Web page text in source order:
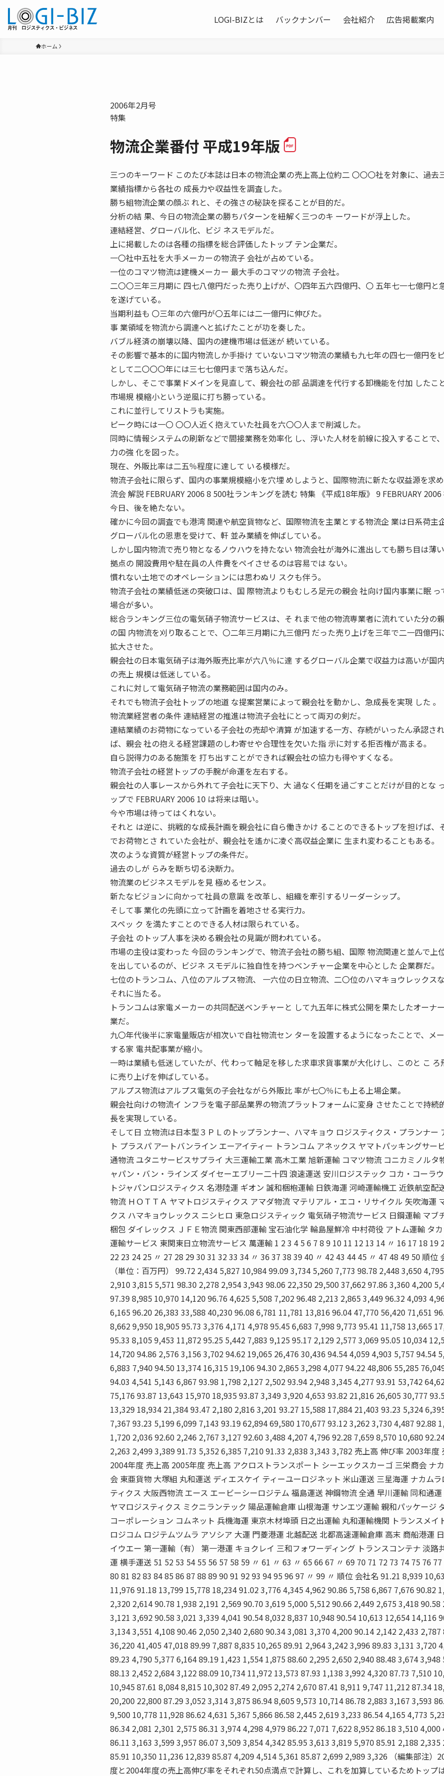
LOGI-BIZとは バックナンバー 会社紹介 広告掲載案内
ホーム
2006年2月号
特集
物流企業番付 平成19年版
三つのキーワード このたび本誌は日本の物流企業の売上高上位約二 〇〇〇社を対象に、過去
業績指標から各社の 成長力や収益性を調査した。
勝ち組物流企業の顔ぶ れと、その強さの秘訣を探ることが目的だ。
分析の結 果、今日の物流企業の勝ちパターンを紐解く三つのキ ーワードが浮上した。
連結経営、グローバル化、ビジ ネスモデルだ。
上に掲載したのは各種の指標を総合評価したトップ テン企業だ。
一〇社中五社を大手メーカーの物流子 会社が占めている。
一位のコマツ物流は建機メーカー 最大手のコマツの物流 子会社。
二〇〇三年三月期に 四七八億円だった売り上げが、〇四年五六四億円、〇 五年七一七億円と
を遂げている。
当期利益も 〇三年の六億円が〇五年には二一億円に伸びた。
事 業領域を物流から調達へと拡げたことが功を奏した。
バブル経済の崩壊以降、国内の建機市場は低迷が 続いている。
その影響で基本的に国内物流しか手掛け ていないコマツ物流の業績も九七年の四七一億円を
として二〇〇〇年には三七七億円まで落ち込んだ。
しかし、そこで事業ドメインを見直して、親会社の部 品調達を代行する卸機能を付加 したこと
市場規 模縮小という逆風に打ち勝っている。
これに並行してリストラも実施。
ピーク時には一〇 〇〇人近く抱えていた社員を六〇〇人まで削減した。
同時に情報システムの刷新などで間接業務を効率化 し、浮いた人材を前線に投入することで
力の強 化を図った。
現在、外販比率は二五％程度に達して いる模様だ。
物流子会社に限らず、国内の事業規模縮小を穴埋 めしようと、国際物流に新たな収益源を求
流会 解説 FEBRUARY 2006 8 500社ランキングを読む 特集 《平成18年版》 9 FEBRUARY 2006
今日、後を絶たない。
確かに今回の調査でも港湾 関連や航空貨物など、国際物流を主業とする物流企 業は日系荷主
グローバル化の恩恵を受けて、軒 並み業績を伸ばしている。
しかし国内物流で売り物となるノウハウを持たない 物流会社が海外に進出しても勝ち目は薄い
拠点の 開設費用や駐在員の人件費をペイさせるのは容易では ない。
慣れない土地でのオペレーションには思わぬリ スクも伴う。
物流子会社の業績低迷の突破口は、国 際物流よりもむしろ足元の親会 社向け国内事業に眠 っ
場合が多い。
総合ランキング三位の電気硝子物流サービスは、そ れまで他の物流専業者に流れていた分の
の国 内物流を刈り取ることで、〇二年三月期に九三億円 だった売り上げを三年で二一四億円
拡大させた。
親会社の日本電気硝子は海外販売比率が六八％に達 するグローバル企業で収益力は高いが国
の売上 規模は低迷している。
これに対して電気硝子物流の業務範囲は国内のみ。
それでも物流子会社トップの地道 な提案営業によって親会社を動かし、急成長を実現 した 。
物流業経営者の条件 連結経営の推進は物流子会社にとって両刃の剣だ。
連結業績のお荷物になっている子会社の売却や清算 が加速する一方、存続がいったん承認さ
ば、親会 社の抱える経営課題のしわ寄せや合理性を欠いた指 示に対する拒否権が高まる。
自ら説得力のある施策を 打ち出すことができれば親会社の協力も得やすくなる。
物流子会社の経営トップの手腕が命運を左右する。
親会社の人事レースから外れて子会社に天下り、大 過なく任期を過ごすことだけが目的とな
ップで FEBRUARY 2006 10 は将来は暗い。
今や市場は待ってはくれない。
それと は逆に、挑戦的な成長計画を親会社に自ら働きかけ ることのできるトップを担げば、
でお荷物とさ れていた会社が、親会社を遙かに凌ぐ高収益企業に 生まれ変わることもある。
次のような資質が経営トップの条件だ。
過去のしが らみを断ち切る決断力。
物流業のビジネスモデルを見 極めるセンス。
新たなビジョンに向かって社員の意識 を改革し、組織を牽引するリーダーシップ。
そして事 業化の先頭に立って計画を着地させる実行力。
スペッ ク を満たすことのできる人材は限られている。
子会社 のトップ人事を決める親会社の見識が問われている。
市場の主役は変わった 今回のランキングで、物流子会社の勝ち組、国際 物流関連と並んで上
を出しているのが、ビジネ スモデルに独自性を持つベンチャー企業を中心とした 企業群だ。
七位のトランコム、八位のアルプス物流、 一六位の日立物流、二〇位のハマキョウレックス
それに当たる。
トランコムは家電メーカーの共同配送ベンチャーと して九五年に株式公開を果たしたオーナ
業だ。
九〇年代後半に家電量販店が相次いで自社物流セン ターを設置するようになったことで、メ
する家 電共配事業が縮小。
一時は業績も低迷していたが、代 わって軸足を移した求車求貨事業が大化けし、このと こ ろ
に売り上げを伸ばしている。
アルプス物流はアルプス電気の子会社ながら外販比 率が七〇％にも上る上場企業。
親会社向けの物流イ ンフラを電子部品業界の物流プラットフォームに変身 させたことで持続
長を実現している。
そして日 立物流は日本型３ＰＬのトップランナー、ハマキョウ ロジスティクス・プランナー
ト プラスパ アートバンライン エーアイティー トランコム アネックス ヤマトパッキングサー
通物流 ユタニサービスサプライ 大三運輸工業 高木工業 旭新運輸 コマツ物流 コニカミノルタ
ャパン・バン・ラインズ ダイセーエブリー二十四 浪速運送 安川ロジステック コカ・コーラ
トジャパンロジスティクス 名港陸運 ギオン 誠和梱枹運輸 日鉄海運 河崎運輸機工 近鉄航空配
物流 ＨＯＴＴＡ ヤマトロジスティクス アマダ物流 マテリアル・エコ・リサイクル 矢吹海運
クス ハマキョウレックス ニシヒロ 東急ロジスティック 電気硝子物流サービス 日鋼運輸 マブ
梱包 ダイレックス ＪＦＥ物流 関東西部運輸 宝石油化学 輪島屋鮮冷 中村荷役 アトム運輸 タ
運輸サービス 東関東日立物流サービス 萬運輸 1 2 3 4 5 6 7 8 9 10 11 12 13 14 〃 16 17 18 19
22 23 24 25 〃 27 28 29 30 31 32 33 34 〃 36 37 38 39 40 〃 42 43 44 45 〃 47 48 49 50 順位
（単位：百万円） 99.72 2,434 5,827 10,984 99.09 3,734 5,260 7,773 98.78 2,448 3,650
2,910 3,815 5,571 98.30 2,278 2,954 3,943 98.06 22,350 29,500 37,662 97.86 3,360 4,200
97.39 8,985 10,970 14,120 96.76 4,625 5,508 7,202 96.48 2,213 2,865 3,449 96.32 4,093
6,165 96.20 26,383 33,588 40,230 96.08 6,781 11,781 13,816 96.04 47,770 56,420 71,651
8,662 9,950 18,905 95.73 3,376 4,171 4,978 95.45 6,683 7,998 9,773 95.41 11,758 13,665
95.33 8,105 9,453 11,872 95.25 5,442 7,883 9,125 95.17 2,129 2,577 3,069 95.05 10,034
14,720 94.86 2,576 3,156 3,702 94.62 19,065 26,476 30,436 94.54 4,059 4,903 5,757 94.54
6,883 7,940 94.50 13,374 16,315 19,106 94.30 2,865 3,298 4,077 94.22 48,806 55,285
94.03 4,541 5,143 6,867 93.98 1,798 2,127 2,502 93.94 2,948 3,345 4,277 93.91 53,742
75,176 93.87 13,643 15,970 18,935 93.87 3,349 3,920 4,653 93.82 21,816 26,605 30,777
13,329 18,934 21,384 93.47 2,180 2,816 3,201 93.27 15,588 17,884 21,403 93.23 5,324
7,367 93.23 5,199 6,099 7,143 93.19 62,894 69,580 170,677 93.12 3,262 3,730 4,487 92.88
1,720 2,036 92.60 2,246 2,767 3,127 92.60 3,488 4,207 4,796 92.28 7,659 8,570 10,680
2,263 2,499 3,389 91.73 5,352 6,385 7,210 91.33 2,838 3,343 3,782 売上高 伸び率 2003年度
2004年度 売上高 2005年度 売上高 アクロストランスポート シーエックスカーゴ 三栄商会 ナ
会 東亜貨物 大塚組 丸和運送 ディエスケイ ティーユーロジネット 米山運送 三星海運 ナカムラ
ティクス 大阪西物流 エース エービーシーロジテム 福島運送 神鋼物流 全通 早川運輸 同和通運
ヤマロジスティクス ミクニランテック 陽品運輸倉庫 山根海運 サンエツ運輸 親和パッケージ
コーポレーション コムネット 兵機海運 東京木材埠頭 日之出運輸 丸和運輸機関 トランスメイ
ロジコム ロジテムツムラ アソシア 大運 門菱港運 北越配送 北都高速運輸倉庫 高末 商船港運
イウエー 第一運輸（有） 第一港運 キョクレイ 三和フォワーディング トランスコンテナ 淡路
運 横手運送 51 52 53 54 55 56 57 58 59 〃 61 〃 63 〃 65 66 67 〃 69 70 71 72 73 74 75 76
80 81 82 83 84 85 86 87 88 89 90 91 92 93 94 95 96 97 〃 99 〃 順位 会社名 91.21 8,939
11,976 91.18 13,799 15,778 18,234 91.02 3,776 4,345 4,962 90.86 5,758 6,867 7,676 90.82
2,320 2,614 90.78 1,938 2,191 2,569 90.70 3,619 5,000 5,512 90.66 2,449 2,675 3,418 90.58
3,121 3,692 90.58 3,021 3,339 4,041 90.54 8,032 8,837 10,948 90.54 10,613 12,654 14,116
3,134 3,551 4,108 90.46 2,050 2,340 2,680 90.34 3,081 3,370 4,200 90.14 2,142 2,433 2,787
36,220 41,405 47,018 89.99 7,887 8,835 10,265 89.91 2,964 3,242 3,996 89.83 3,131 3,720
89.23 4,790 5,377 6,164 89.19 1,423 1,554 1,875 88.60 2,295 2,650 2,940 88.48 3,674 3,948
88.13 2,452 2,684 3,122 88.09 10,734 11,972 13,573 87.93 1,138 3,992 4,320 87.73 7,510
10,945 87.61 8,084 8,815 10,302 87.49 2,095 2,274 2,670 87.41 8,911 9,747 11,212 87.34
20,200 22,800 87.29 3,052 3,314 3,875 86.94 8,605 9,573 10,714 86.78 2,883 3,167 3,593
9,500 10,778 11,928 86.62 4,631 5,367 5,866 86.58 2,445 2,619 3,233 86.54 4,165 4,773
86.34 2,081 2,301 2,575 86.31 3,974 4,298 4,979 86.22 7,071 7,622 8,952 86.18 3,510 4,000
86.11 3,163 3,599 3,957 86.07 3,509 3,854 4,342 85.95 3,613 3,819 5,970 85.91 2,188 2,335
85.91 10,350 11,236 12,839 85.87 4,209 4,514 5,361 85.87 2,699 2,989 3,326 （編集部注）
度と2004年度の売上高伸び率をそれぞれ50点満点で計算し、これを加算しているためトップ